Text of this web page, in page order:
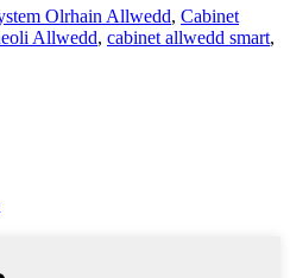
Olrhain Allwedd, Cabinet
Allwedd, cabinet allwedd smart,